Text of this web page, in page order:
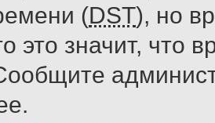
(DST), но
это значит, что